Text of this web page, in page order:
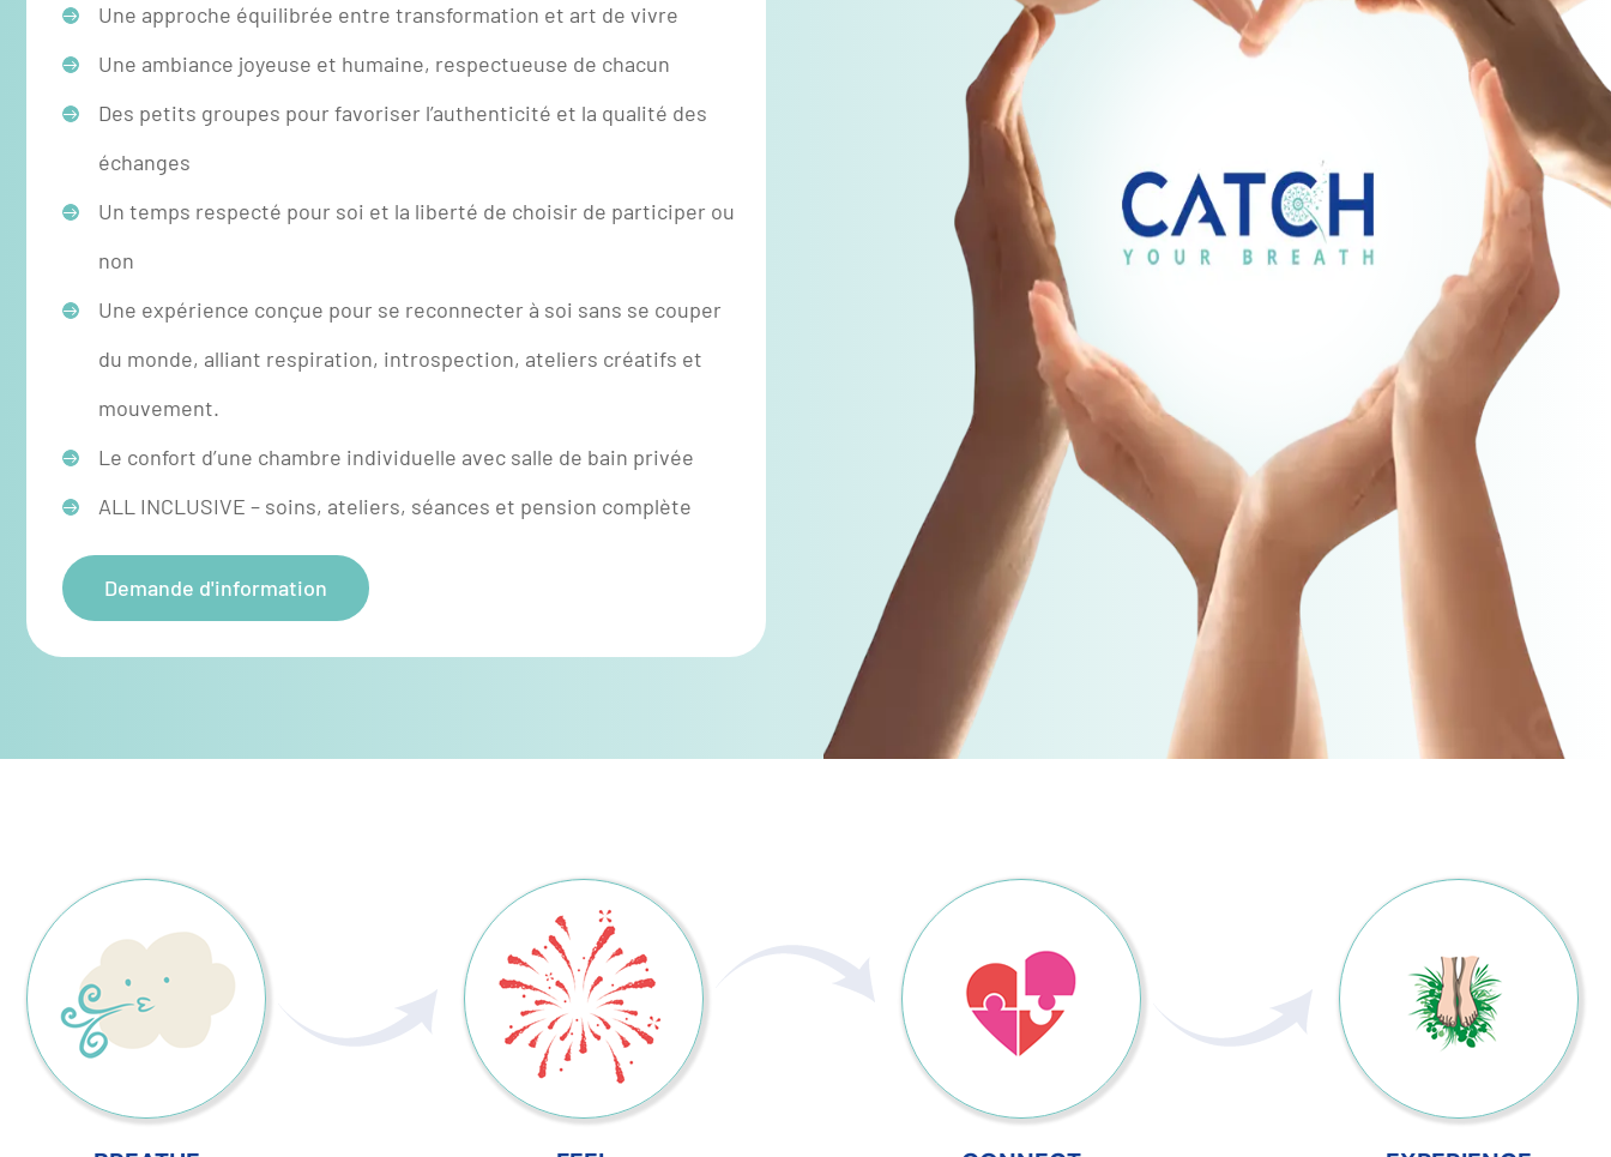
Une approche équilibrée entre transformation et art de vivre
Une ambiance joyeuse et humaine, respectueuse de chacun
Des petits groupes pour favoriser l’authenticité et la qualité des
échanges
Un temps respecté pour soi et la liberté de choisir de participer ou
non
Une expérience conçue pour se reconnecter à soi sans se couper
du monde, alliant respiration, introspection, ateliers créatifs et
mouvement.
Le confort d’une chambre individuelle avec salle de bain privée
ALL INCLUSIVE – soins, ateliers, séances et pension complète
Demande d'information